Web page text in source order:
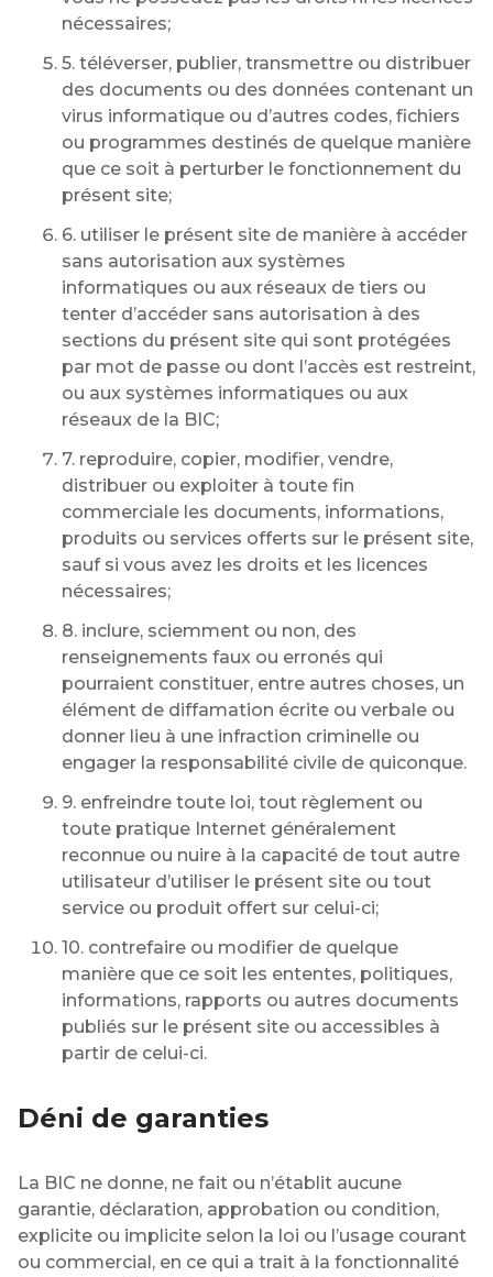
nécessaires;
5. téléverser, publier, transmettre ou distribuer
des documents ou des données contenant un
virus informatique ou d’autres codes, fichiers
ou programmes destinés de quelque manière
que ce soit à perturber le fonctionnement du
présent site;
6. utiliser le présent site de manière à accéder
sans autorisation aux systèmes
informatiques ou aux réseaux de tiers ou
tenter d’accéder sans autorisation à des
sections du présent site qui sont protégées
par mot de passe ou dont l’accès est restreint,
ou aux systèmes informatiques ou aux
réseaux de la BIC;
7. reproduire, copier, modifier, vendre,
distribuer ou exploiter à toute fin
commerciale les documents, informations,
produits ou services offerts sur le présent site,
sauf si vous avez les droits et les licences
nécessaires;
8. inclure, sciemment ou non, des
renseignements faux ou erronés qui
pourraient constituer, entre autres choses, un
élément de diffamation écrite ou verbale ou
donner lieu à une infraction criminelle ou
engager la responsabilité civile de quiconque.
9. enfreindre toute loi, tout règlement ou
toute pratique Internet généralement
reconnue ou nuire à la capacité de tout autre
utilisateur d’utiliser le présent site ou tout
service ou produit offert sur celui-ci;
10. contrefaire ou modifier de quelque
manière que ce soit les ententes, politiques,
informations, rapports ou autres documents
publiés sur le présent site ou accessibles à
partir de celui-ci.
Déni de garanties
La BIC ne donne, ne fait ou n’établit aucune
garantie, déclaration, approbation ou condition,
explicite ou implicite selon la loi ou l’usage courant
ou commercial, en ce qui a trait à la fonctionnalité